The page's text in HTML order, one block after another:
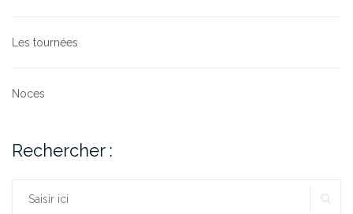
Les tournées
Noces
Rechercher :
Rechercher :